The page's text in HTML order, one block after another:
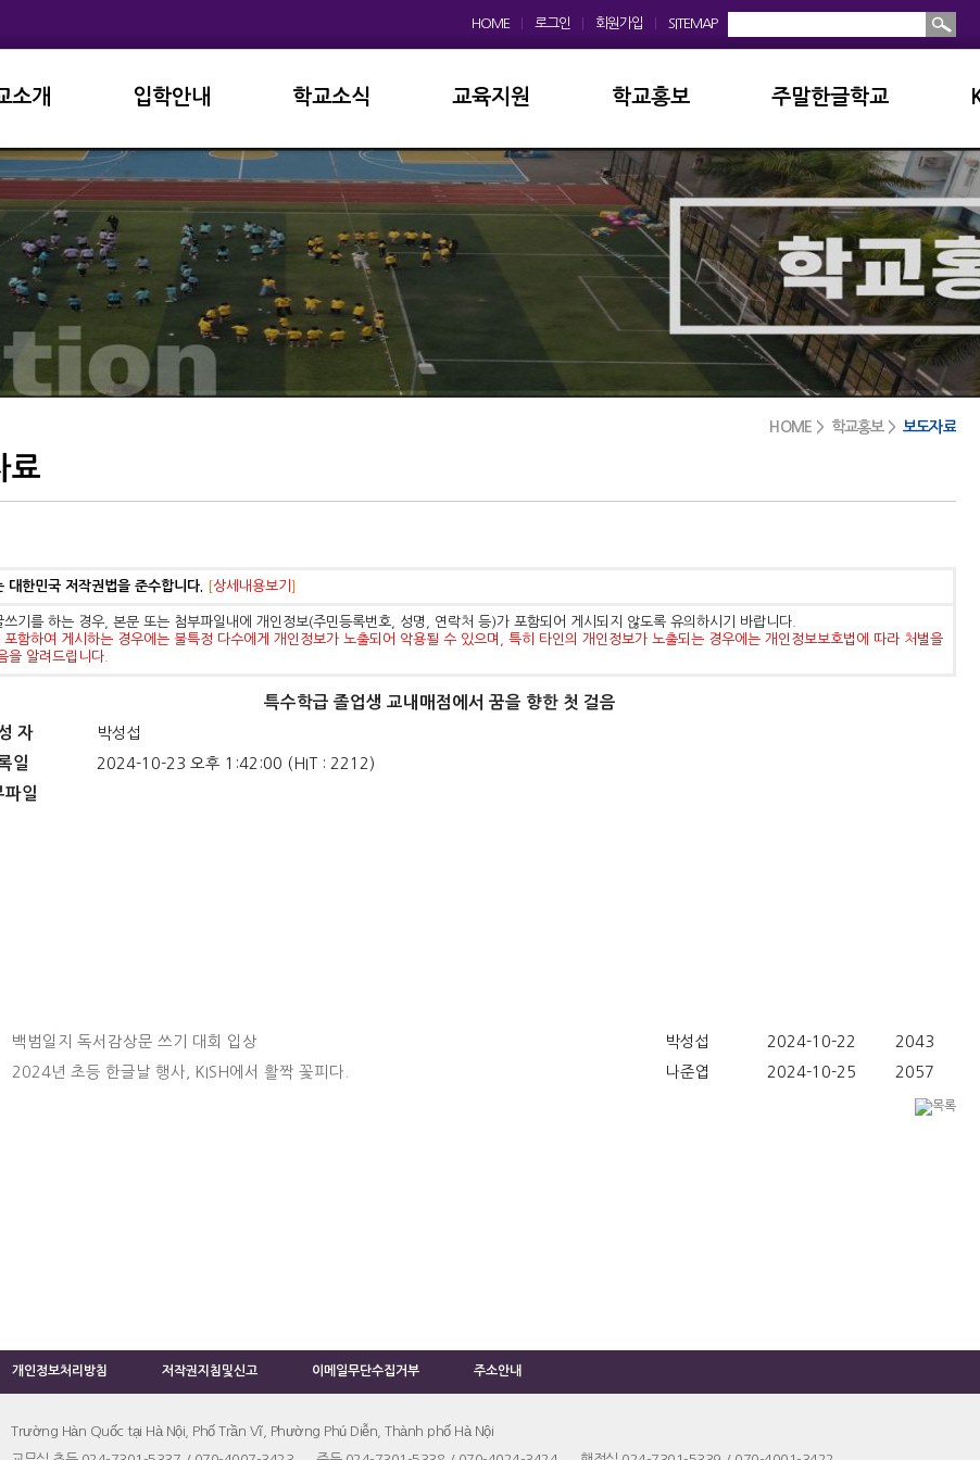
HOME 로그인 회원가입 SITEMAP
소개
원인사
상징
연혁
교육목표
황
입학안내
중고등학교
학교소식
공지사항
학사일정
교육과정
가정통신문
방과후학교
외국어자료실
교육지원
이사회
학교운영위원회
학부모회
학교발전기금
학교홍보
학교앨범
홍보동영상
보도자료
디지털선도학교
주말한글학교
소개및현황
공지사항
입학안내
학교앨범
서식자료실
HOME > 학교홍보 > 보도자료
료
대한민국 저작권법을 준수합니다. [상세내용보기 ]
쓰기를 하는 경우, 본문 또는 첨부파일내에 개인정보(주민등록번호, 성명, 연락처 등)가 포함되어 게시되지 않도록 유의하시기 바랍니다.
포함하여 게시하는 경우에는 불특정 다수에게 개인정보가 노출되어 악용될 수 있으며, 특히 타인의 개인정보가 노출되는 경우에는 개인정보보호법에 따라 처벌을
을 알려드립니다.
특수학급 졸업생 교내매점에서 꿈을 향한 첫 걸음
자
박성섭
일 2024-10-23 오후 1:42:00 (HIT : 2212)
파일
백범일지 독서감상문 쓰기 대회 입상 박성섭 2024-10-22
2043
2024년 초등 한글날 행사, KISH에서 활짝 꽃피다. 나준엽 2024-10-25 2057
개인정보처리방침 저작권지침및신고 이메일무단수집거부 주소안내
Trường Hàn Quốc tại Hà Nội, Phố Trần Vĩ, Phường Phú Diễn, Thành phố Hà Nội